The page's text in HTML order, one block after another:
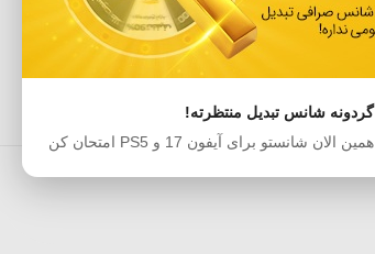
گردونه شانس تبدیل منتظرته!
همین الان شانستو برای آیفون 17 و PS5 امتحان کن